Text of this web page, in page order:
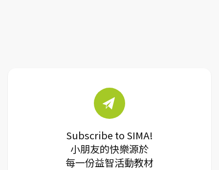
Subscribe to SIMA!
小朋友的快樂源於
每一份益智活動教材